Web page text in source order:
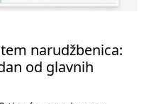
narudžbenica:
od glavnih